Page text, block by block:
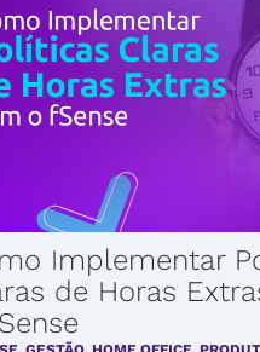
Implementar
de Horas